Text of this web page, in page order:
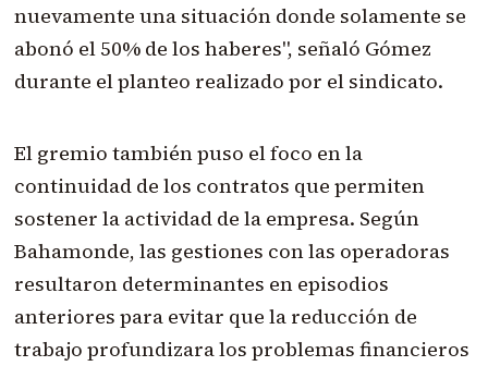
nuevamente una situación donde solamente se
abonó el 50% de los haberes", señaló Gómez
durante el planteo realizado por el sindicato.
El gremio también puso el foco en la
continuidad de los contratos que permiten
sostener la actividad de la empresa. Según
Bahamonde, las gestiones con las operadoras
resultaron determinantes en episodios
anteriores para evitar que la reducción de
trabajo profundizara los problemas financieros